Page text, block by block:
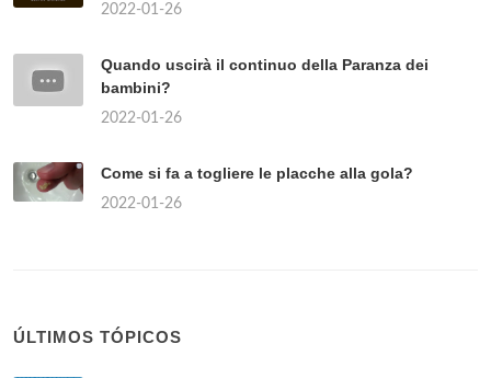
2022-01-26
Quando uscirà il continuo della Paranza dei
bambini?
2022-01-26
Come si fa a togliere le placche alla gola?
2022-01-26
ÚLTIMOS TÓPICOS